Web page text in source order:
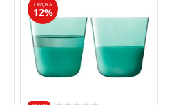
СКИДКА
12%